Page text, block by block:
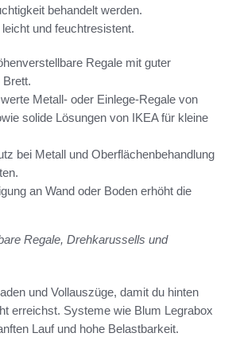
behandelt werden.
und feuchtresistent.
Regale mit guter
Brett.
Metall- oder Einlege-Regale von
solide Lösungen von IKEA für kleine
bei Metall und Oberflächenbehandlung
an Wand oder Boden erhöht die
Regale, Drehkarussells und
und Vollauszüge, damit du hinten
erreichst. Systeme wie Blum Legrabox
Lauf und hohe Belastbarkeit.